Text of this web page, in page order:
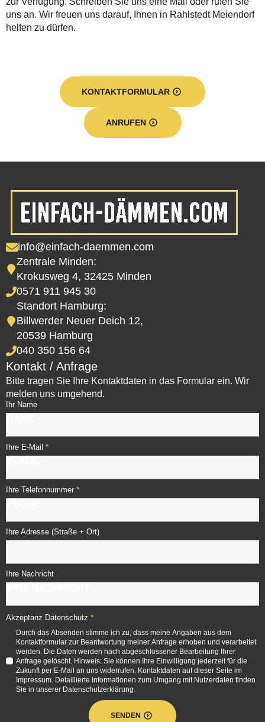
uns an. Wir freuen uns darauf, Ihnen in Rahlstedt Meiendorf
helfen zu dürfen.
KONTAKTFORMULAR
ANRUFEN
info@einfach-daemmen.com
Zentrale Minden:
Krokusweg 4, 32425 Minden
0571 911 945 30
Standort Hamburg:
Billwerder Neuer Deich 12,
20539 Hamburg
040 350 156 64
Kontakt / Anfrage
Bitte tragen Sie Ihre Kontaktdaten in das Formular ein. Wir
melden uns umgehend.
Ihr Name
Ihre E-Mail *
Ihre Telefonnummer *
Ihre Adresse (Straße + Ort)
Ihre Nachricht
Akzeptanz Datenschutz *
Durch das Absenden stimme ich zu, dass meine Angaben aus dem
Kontaktformular zur Beantwortung meiner Anfrage erhoben und verarbeitet
werden. Die Daten werden nach abgeschlossener Bearbeitung Ihrer
Anfrage gelöscht. Hinweis: Sie können Ihre Einwilligung jederzeit für die
Zukunft per E-Mail an uns widerrufen. Kontaktdaten auf dieser Seite im
Impressum. Detaillierte Informationen zum Umgang mit Nutzerdaten finden
Sie in unserer Datenschutzerklärung.
SENDEN